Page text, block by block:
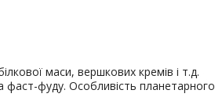
маси, вершкових кремів і т.д.
фаст-фуду. Особливість планетарного